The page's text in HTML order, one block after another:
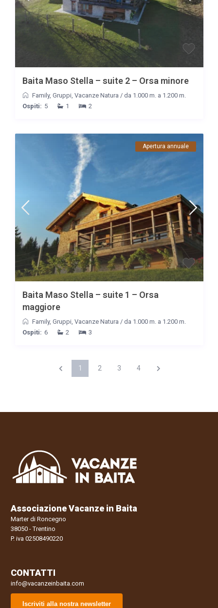
Baita Maso Stella – suite 2 – Orsa minore
Family, Gruppi Vacanze Natura / da 1.000 m. a 1.200 m.
Ospiti: 5 1 2
Apertura annuale
Baita Maso Stella – suite 1 – Orsa
maggiore
Family, Gruppi, Vacanze Natura / da 1.000 m. a 1.200 m.
Ospiti: 6 2 3
1 2 3 4
Associazione Vacanze in Baita
Marter di Roncegno
38050 - Trentino
P. iva 02508490220
CONTATTI
info@vacanzeinbaita.com
Iscriviti alla nostra newsletter